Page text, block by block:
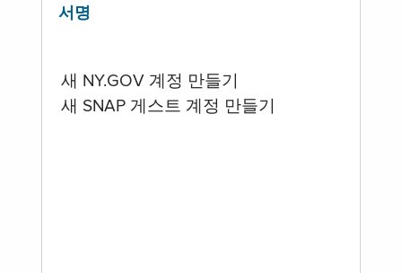
서명
새 NY.GOV 계정 만들기
새 SNAP 게스트 계정 만들기